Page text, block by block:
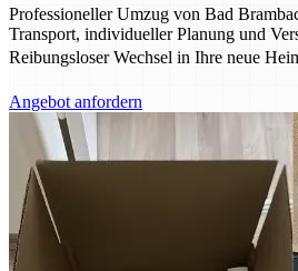
Professioneller Umzug von Bad
Transport, individueller Planung und
Reibungsloser Wechsel in Ihre neue
Angebot anfordern